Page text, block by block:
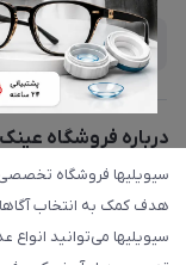
درباره فروشگاه
سیویلیها فروشگاه
هدف کمک به انتخاب
سیویلیها می‌توانید